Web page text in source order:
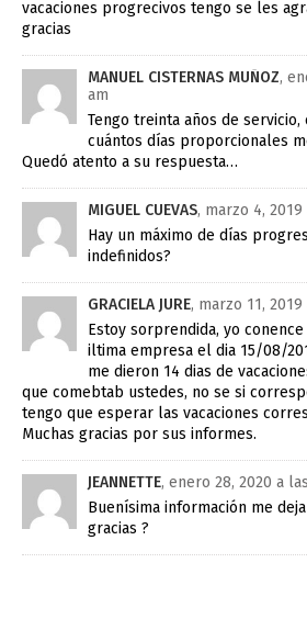
vacaciones progrecivos tengo se les
gracias
MANUEL CISTERNAS MUÑOZ,
am
Tengo treinta años de
cuántos días proporcionales
Quedó atento a su respuesta…
MIGUEL CUEVAS, marzo 4,
Hay un máximo de días
indefinidos?
GRACIELA JURE, marzo 11,
Estoy sorprendida, yo
iltima empresa el dia 15/08/
me dieron 14 dias de
que comebtab ustedes, no se si
tengo que esperar las vacaciones
Muchas gracias por sus informes.
JEANNETTE, enero 28, 2020 a
Buenísima información me
gracias ?